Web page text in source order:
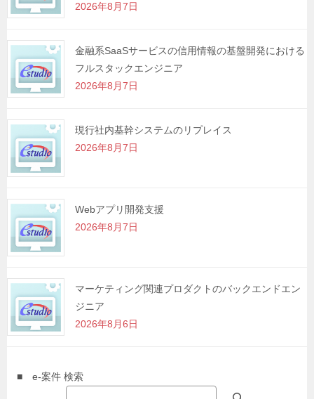
ン
2026年8月7日
金融系SaaSサービスの信用情報の基盤開発における
フルスタックエンジニア
2026年8月7日
現行社内基幹システムのリプレイス
2026年8月7日
Webアプリ開発支援
2026年8月7日
マーケティング関連プロダクトのバックエンドエン
ジニア
2026年8月6日
■ e-案件 検索